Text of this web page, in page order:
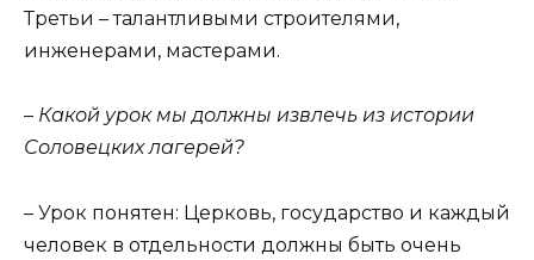
Третьи – талантливыми строителями,
инженерами, мастерами.
– Какой урок мы должны извлечь из истории
Соловецких лагерей?
– Урок понятен: Церковь, государство и каждый
человек в отдельности должны быть очень